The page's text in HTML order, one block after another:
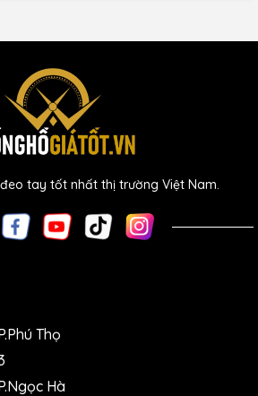
tay tốt nhất thị trường Việt Nam.
Thọ
Hà